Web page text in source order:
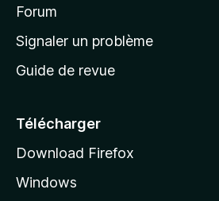
a
c
e
l
d
Forum
Signaler un problème
Guide de revue
Télécharger
Download Firefox
Windows